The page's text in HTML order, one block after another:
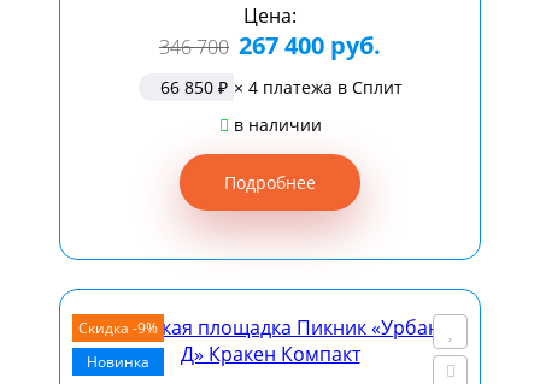
Цена:
346 700 267 400 руб.
66 850 ₽ × 4 платежа в Сплит
в наличии
Подробнее
Скидка -9%
Новинка